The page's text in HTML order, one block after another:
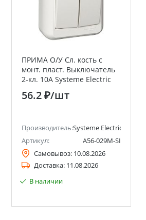
Schneider Electric)
ПРИМА О/У Сл. кость с
монт. пласт. Выключатель
2-кл. 10А Systeme Electric
(Schneider Electric)
56.2 ₽/шт
Производитель:Systeme Electric
Артикул:
A56-029M-SI
Самовывоз: 10.08.2026
Доставка: 11.08.2026
В наличии